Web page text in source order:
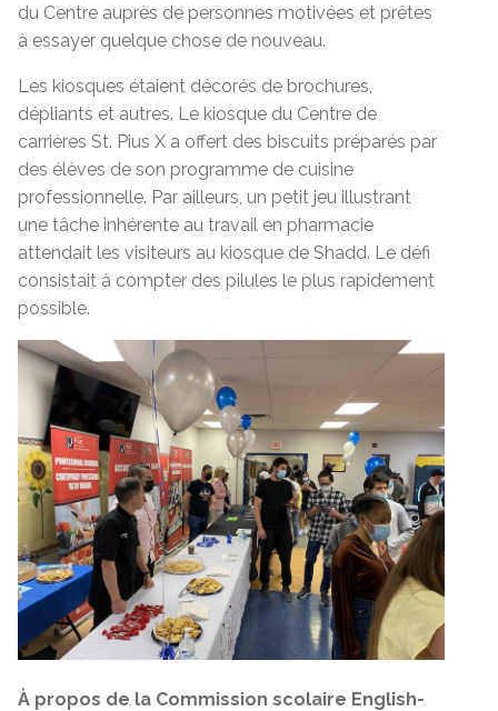
du Centre auprès de personnes motivées et prêtes
à essayer quelque chose de nouveau.
Les kiosques étaient décorés de brochures,
dépliants et autres. Le kiosque du Centre de
carrières St. Pius X a offert des biscuits préparés par
des élèves de son programme de cuisine
professionnelle. Par ailleurs, un petit jeu illustrant
une tâche inhérente au travail en pharmacie
attendait les visiteurs au kiosque de Shadd. Le défi
consistait à compter des pilules le plus rapidement
possible.
À propos de la Commission scolaire English-